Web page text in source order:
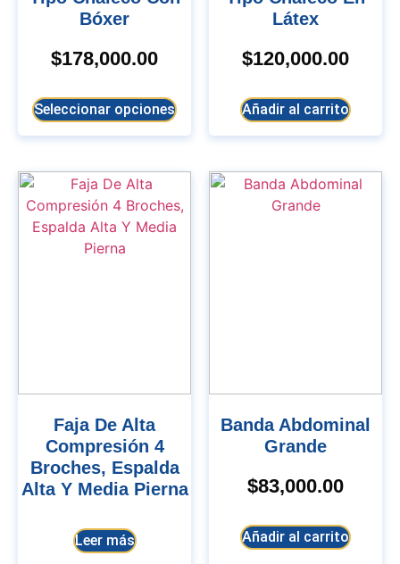
Bóxer
$178,000.00
Seleccionar opciones
Látex
$120,000.00
Añadir al carrito
Faja De Alta
Compresión 4
Broches, Espalda
Alta Y Media Pierna
Leer más
Banda Abdominal
Grande
$83,000.00
Añadir al carrito